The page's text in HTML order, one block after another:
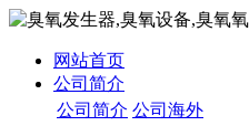
网站首页
公司简介
公司简介 公司海外